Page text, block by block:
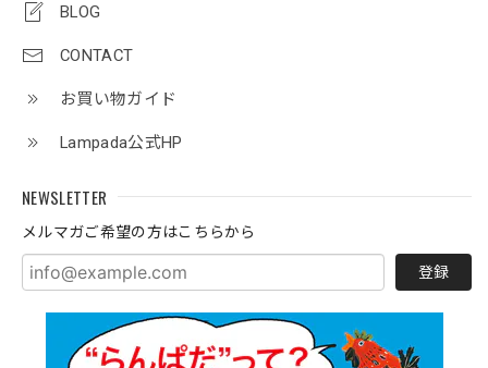
BLOG
CONTACT
お買い物ガイド
Lampada公式HP
NEWSLETTER
メルマガご希望の方はこちらから
登録